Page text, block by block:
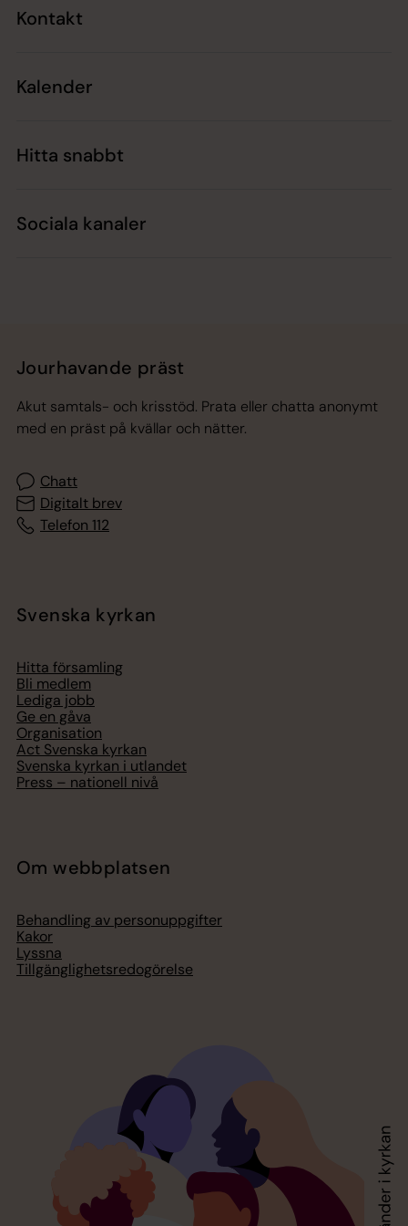
Kontakt
Kalender
Hitta snabbt
Sociala kanaler
Jourhavande präst
Akut samtals- och krisstöd. Prata eller chatta anonymt
med en präst på kvällar och nätter.
Chatt
Digitalt brev
Telefon 112
Svenska kyrkan
Hitta församling
Bli medlem
Lediga jobb
Ge en gåva
Organisation
Act Svenska kyrkan
Svenska kyrkan i utlandet
Press – nationell nivå
Om webbplatsen
Behandling av personuppgifter
Kakor
Lyssna
Tillgänglighetsredogörelse